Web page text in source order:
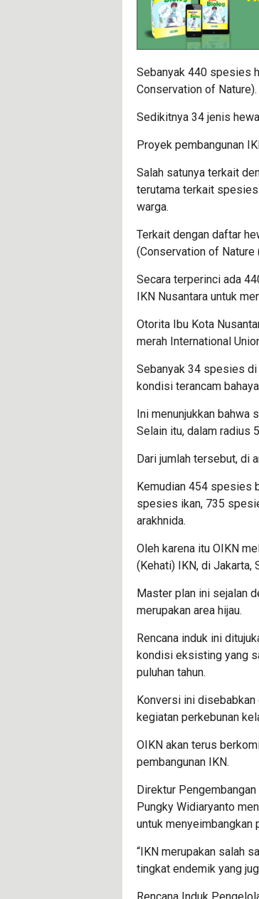
Sebanyak 440 spesies
Conservation of Nature).
Sedikitnya 34 jenis
Proyek pembangunan
Salah satunya terkait
terutama terkait
warga.
Terkait dengan daftar
(Conservation of Nature
Secara terperinci ada
IKN Nusantara untuk
Otorita Ibu Kota
merah International
Sebanyak 34 spesies di
kondisi terancam
Ini menunjukkan
Selain itu, dalam radius
Dari jumlah tersebut, di
Kemudian 454 spesies
spesies ikan, 735
arakhnida.
Oleh karena itu OIKN
(Kehati) IKN, di
Master plan ini sejalan
merupakan area hijau.
Rencana induk ini
kondisi eksisting yang
puluhan tahun.
Konversi ini disebabkan
kegiatan perkebunan
OIKN akan terus
pembangunan IKN.
Direktur
Pungky Widiaryanto
untuk menyeimbangkan
“IKN merupakan salah
tingkat endemik yang
Rencana Induk